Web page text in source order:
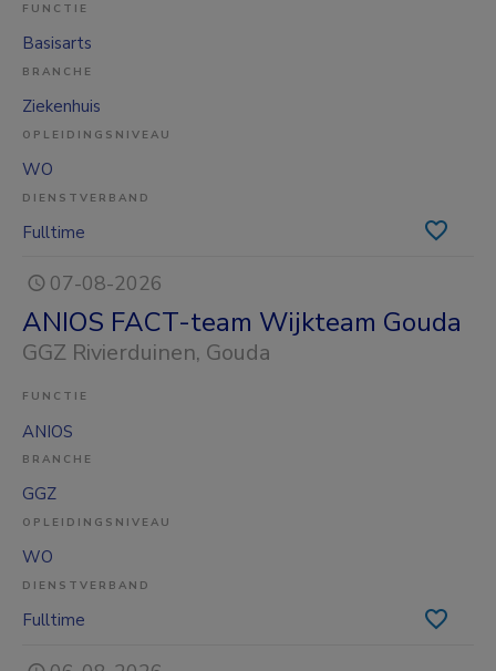
FUNCTIE
Basisarts
BRANCHE
Ziekenhuis
OPLEIDINGSNIVEAU
WO
DIENSTVERBAND
Fulltime
07-08-2026
ANIOS FACT-team Wijkteam Gouda
GGZ Rivierduinen, Gouda
FUNCTIE
ANIOS
BRANCHE
GGZ
OPLEIDINGSNIVEAU
WO
DIENSTVERBAND
Fulltime